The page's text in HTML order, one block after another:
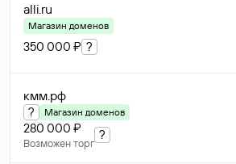
alli.ru
Магазин доменов
350 000 ₽ ?
кмм.рф
? Магазин доменов
280 000 ₽
Возможен торг
?